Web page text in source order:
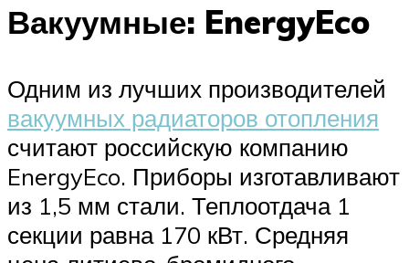
Вакуумные: EnergyEco
Одним из лучших производителей
вакуумных радиаторов отопления
считают российскую компанию
EnergyEco. Приборы изготавливают
из 1,5 мм стали. Теплоотдача 1
секции равна 170 кВт. Средняя